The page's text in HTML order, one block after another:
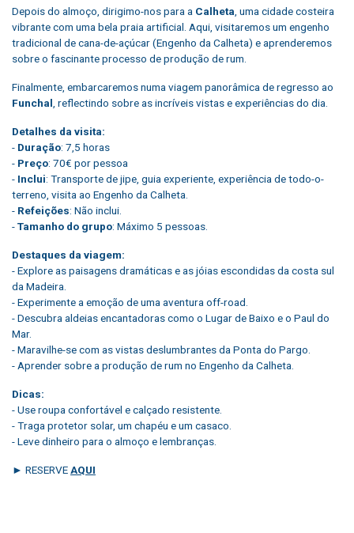
Depois do almoço, dirigimo-nos para a Calheta , uma cidade costeira
vibrante com uma bela praia artificial. Aqui, visitaremos um engenho
tradicional de cana-de-açúcar (Engenho da Calheta) e aprenderemos
sobre o fascinante processo de produção de rum.
Finalmente, embarcaremos numa viagem panorâmica de regresso ao
Funchal , reflectindo sobre as incríveis vistas e experiências do dia.
Detalhes da visita:
- Duração: 7,5 horas
- Preço: 70€ por pessoa
- Inclui: Transporte de jipe, guia experiente, experiência de todo-o-
terreno, visita ao Engenho da Calheta.
- Refeições: Não inclui.
-Tamanho do grupo: Máximo 5 pessoas.
Destaques da viagem:
- Explore as paisagens dramáticas e as jóias escondidas da costa sul
da Madeira.
- Experimente a emoção de uma aventura off-road.
- Descubra aldeias encantadoras como o Lugar de Baixo e o Paul do
Mar.
- Maravilhe-se com as vistas deslumbrantes da Ponta do Pargo.
- Aprender sobre a produção de rum no Engenho da Calheta.
Dicas:
- Use roupa confortável e calçado resistente.
- Traga protetor solar, um chapéu e um casaco.
- Leve dinheiro para o almoço e lembranças.
► RESERVEAQUI